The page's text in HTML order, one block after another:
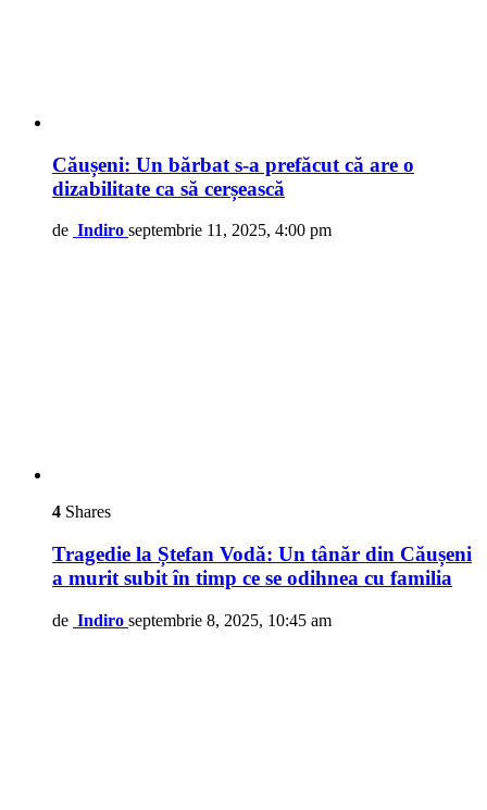
Căușeni: Un bărbat s-a prefăcut că are o
dizabilitate ca să cerșească
de Indiro septembrie 11, 2025, 4:00 pm
4 Shares
Tragedie la Ștefan Vodă: Un tânăr din Căușeni
a murit subit în timp ce se odihnea cu familia
de Indiro septembrie 8, 2025, 10:45 am